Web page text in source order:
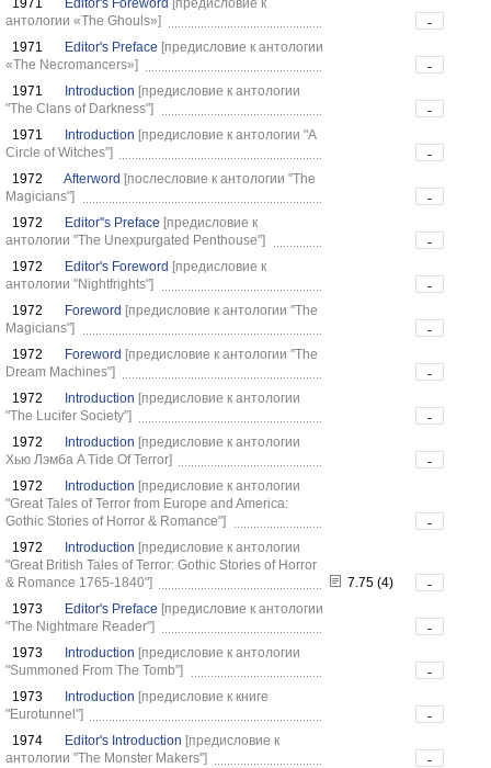
1971 Editor's Foreword
[предисловие к
антологии «The Ghouls»]
-
1971
Editor's Preface [предисловие к антологии
«The Necromancers»]
-
1971
Introduction [предисловие к антологии
"The Clans of Darkness"]
-
1971
Introduction [предисловие к антологии "A
Circle of Witches"]
-
1972
Afterword [послесловие к антологии "The
Magicians"]
-
1972
Editor''s Preface [предисловие к
антологии "The Unexpurgated Penthouse"]
-
1972
Editor's Foreword [предисловие к
антологии "Nightfrights"]
-
1972
Foreword [предисловие к антологии "The
Magicians"]
-
1972
Foreword [предисловие к антологии "The
Dream Machines"]
-
1972
Introduction [предисловие к антологии
"The Lucifer Society"]
-
1972
Introduction [предисловие к антологии
Хью Лэмба A Tide Of Terror]
-
1972
Introduction [предисловие к антологии
"Great Tales of Terror from Europe and America:
Gothic Stories of Horror & Romance"]
-
1972
Introduction [предисловие к антологии
"Great British Tales of Terror: Gothic Stories of Horror
& Romance 1765-1840"]
7.75 (4)
-
1973
Editor's Preface [предисловие к антологии
"The Nightmare Reader"]
-
1973
Introduction [предисловие к антологии
"Summoned From The Tomb"]
-
1973
Introduction [предисловие к книге
"Eurotunnel"]
-
1974
Editor's Introduction [предисловие к
антологии "The Monster Makers"]
-